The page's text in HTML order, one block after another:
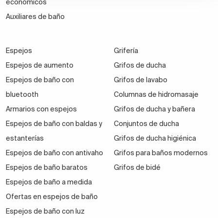
económicos
Auxiliares de baño
Espejos
Espejos de aumento
Espejos de baño con
bluetooth
Armarios con espejos
Espejos de baño con baldas y
estanterías
Espejos de baño con antivaho
Espejos de baño baratos
Espejos de baño a medida
Ofertas en espejos de baño
Espejos de baño con luz
Grifería
Grifos de ducha
Grifos de lavabo
Columnas de hidromasaje
Grifos de ducha y bañera
Conjuntos de ducha
Grifos de ducha higiénica
Grifos para baños modernos
Grifos de bidé